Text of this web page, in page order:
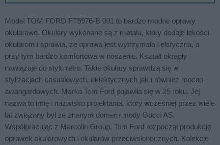
Model TOM FORD FT5976-B 001 to bardzo modne oprawy
okularowe. Okulary wykonane są z metalu, który dodaje lekości
okularom i sprawia, że oprawa jest wytrzymała i elstyczna, a
przy tym bardzo komfortowa w noszeniu. Kształt okrągły
nawiązuje do stylu retro. Takie okulary sprawdzą się w
stylizacjach casualowych, eklektycznych jak i również mocno
awangardowych. Marka Tom Ford pojawiła się w 25 roku. Jej
nazwa to imię i nazwisko projektanta, który wcześniej przez wiele
lat związany był ze znanym domem mody Gucci AS.
Współpracując z Marcolin Group, Tom Ford rozpoczął produkcję
oprawek okularowych i okularów przeciwsłonecznych. Kolekcje